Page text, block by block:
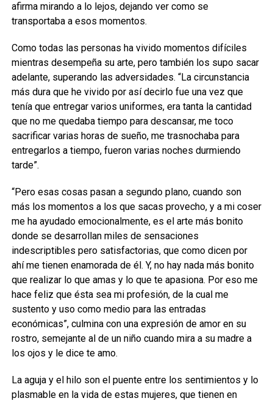
afirma mirando a lo lejos, dejando ver como se
transportaba a esos momentos.
Como todas las personas ha vivido momentos difíciles
mientras desempeña su arte, pero también los supo sacar
adelante, superando las adversidades. “La circunstancia
más dura que he vivido por así decirlo fue una vez que
tenía que entregar varios uniformes, era tanta la cantidad
que no me quedaba tiempo para descansar, me toco
sacrificar varias horas de sueño, me trasnochaba para
entregarlos a tiempo, fueron varias noches durmiendo
tarde”.
“Pero esas cosas pasan a segundo plano, cuando son
más los momentos a los que sacas provecho, y a mi coser
me ha ayudado emocionalmente, es el arte más bonito
donde se desarrollan miles de sensaciones
indescriptibles pero satisfactorias, que como dicen por
ahí me tienen enamorada de él. Y, no hay nada más bonito
que realizar lo que amas y lo que te apasiona. Por eso me
hace feliz que ésta sea mi profesión, de la cual me
sustento y uso como medio para las entradas
económicas”, culmina con una expresión de amor en su
rostro, semejante al de un niño cuando mira a su madre a
los ojos y le dice te amo.
La aguja y el hilo son el puente entre los sentimientos y lo
plasmable en la vida de estas mujeres, que tienen en